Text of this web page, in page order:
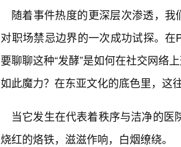
随着事件热度的更深层次渗透，我
职场禁忌边界的一次成功试探。
聊聊这种“发酵”是如何在社交网络
此魔力？在东亚文化的底色里，这
当它发生在代表着秩序与洁净的
红的烙铁，滋滋作响，白烟缭绕。